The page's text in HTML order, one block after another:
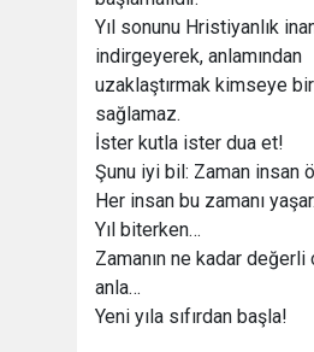
Yıl sonunu Hristiyanlık
indirgeyerek, anlamından
uzaklaştırmak kimseye
sağlamaz.
İster kutla ister dua et!
Şunu iyi bil: Zaman insan
Her insan bu zamanı
Yıl biterken…
Zamanın ne kadar değerli
anla…
Yeni yıla sıfırdan başla!